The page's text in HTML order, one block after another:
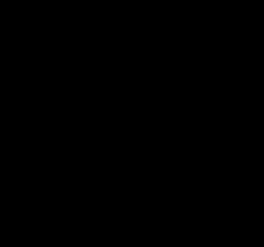
enfants, adolescents et
qui font vibrer
de l’image et du texte.
son ambition de rejoindre
et grands, plus vaste encore.